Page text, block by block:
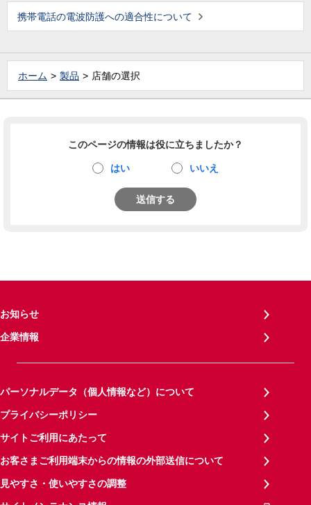
携帯電話の電波防護への適合性について
ホーム 製品 店舗の選択
このページの情報は役に立ちましたか？
はい いいえ
送信する
お知らせ
企業情報
パーソナルデータ（個人情報など）について
プライバシーポリシー
サイトご利用にあたって
お客さまご利用端末からの情報の外部送信について
見やすさ・使いやすさの調整